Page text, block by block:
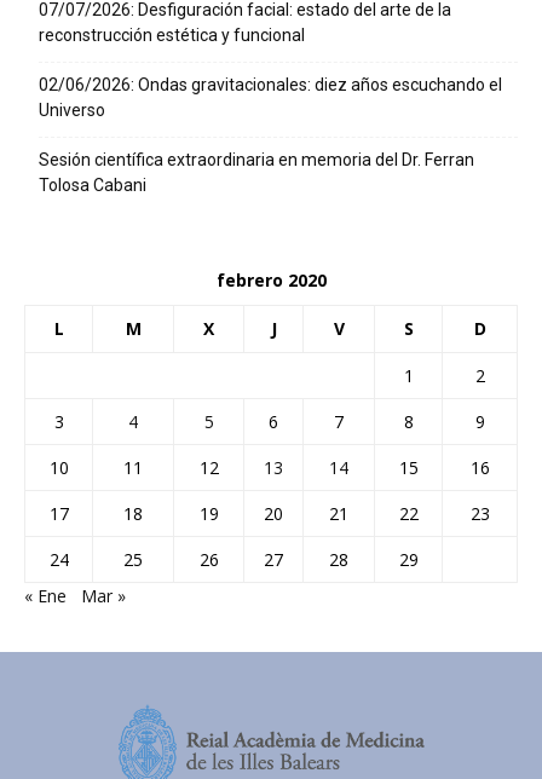
07/07/2026: Desfiguración facial: estado del arte de la
reconstrucción estética y funcional
02/06/2026: Ondas gravitacionales: diez años escuchando el
Universo
Sesión científica extraordinaria en memoria del Dr. Ferran
Tolosa Cabani
febrero 2020
L M X J V S D
1
2
3
4 5 6 7 8
9
10
11 12 13 14 15
16
17
18 19 20 21 22
23
24
25 26 27 28
29
« Ene
Mar »